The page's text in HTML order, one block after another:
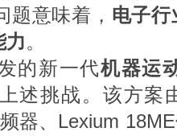
题意味着， 电子
力。
的新一代机器运
述挑战。该方案
器、Lexium